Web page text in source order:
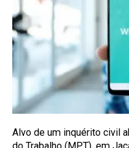
Alvo de um inquérito civil